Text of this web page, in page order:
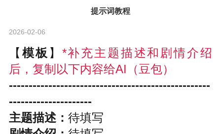
提示词教程
2026-02-06
【模板 】 *补充主题描述和剧情介绍
后，复制以下内容给AI（豆包）
---------------------------------------------------
---------------------
主题描述：待填写